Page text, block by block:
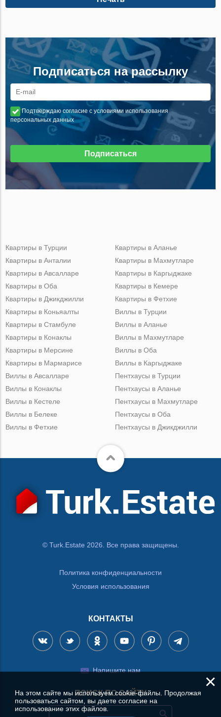
Подписаться на рассылку
Подтверждаю согласие с условиями использования
персональных данных
Подписаться
Квартиры в Турции
Квартиры в Анталии
Квартиры в Авсалларе
Квартиры в Оба
Квартиры в Джикджилли
Квартиры в Аланье
Квартиры в Махмутларе
Квартиры в Каргыджаке
Квартиры в Кемере
Квартиры в Фетхие
Квартиры в Коньяалты
Квартиры в Стамбуле
Квартиры в Конаклы
Квартиры в Мерсине
Квартиры в Мармарисе
Виллы в Турции
Виллы в Аланье
Виллы в Махмутларе
Виллы в Оба
Виллы в Каргыджаке
Виллы в Авсалларе
Виллы в Конаклы
Виллы в Кестеле
Виллы в Белеке
Виллы в Фетхие
Пентхаусы в Турции
Пентхаусы в Аланье
Пентхаусы в Махмутларе
Пентхаусы в Оба
Пентхаусы в Джикджилли
© Turk.Estate 2026. Все права защищены.
Политика конфиденциальности
Условия использования
КОНТАКТЫ
Напишите нам
ПОИСК ПО САЙТУ
×
На этом сайте мы используем cookie-файлы. Продолжая
пользоваться сайтом, вы даете согласие на
использование этих файлов.